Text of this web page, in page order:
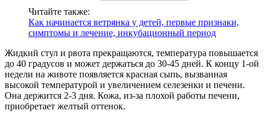
Читайте также:
Как начинается ветрянка у детей, первые признаки,
симптомы и лечение, инкубационный период
Жидкий стул и рвота прекращаются, температура повышается
до 40 градусов и может держаться до 30-45 дней. К концу 1-ой
недели на животе появляется красная сыпь, вызванная
высокой температурой и увеличением селезенки и печени.
Она держится 2-3 дня. Кожа, из-за плохой работы печени,
приобретает желтый оттенок.